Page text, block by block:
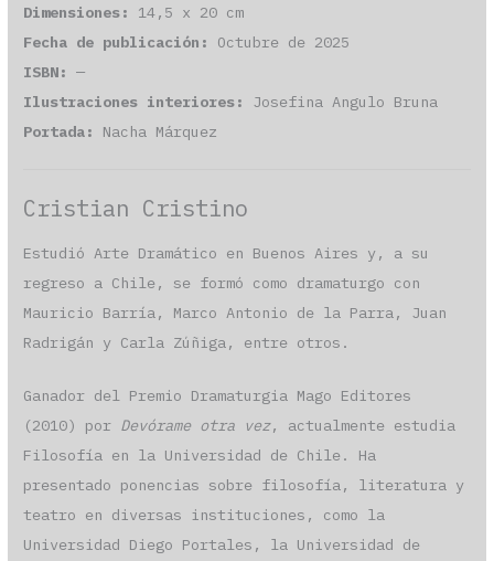
Dimensiones:
14,5 x 20 cm
Fecha de publicación:
Octubre de 2025
ISBN: —
Ilustraciones interiores:
Josefina Angulo Bruna
Portada:
Nacha Márquez
Cristian Cristino
Estudió Arte Dramático en Buenos Aires y, a su
regreso a Chile, se formó como dramaturgo con
Mauricio Barría, Marco Antonio de la Parra, Juan
Radrigán y Carla Zúñiga, entre otros.
Ganador del Premio Dramaturgia Mago Editores
(2010) por Devórame otra vez, actualmente estudia
Filosofía en la Universidad de Chile. Ha
presentado ponencias sobre filosofía, literatura y
teatro en diversas instituciones, como la
Universidad Diego Portales, la Universidad de